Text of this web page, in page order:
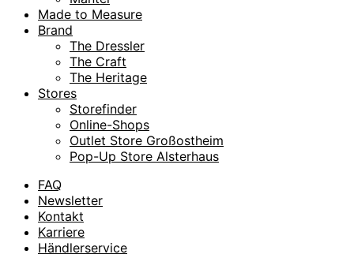
Made to Measure
Brand
The Dressler
The Craft
The Heritage
Stores
Storefinder
Online-Shops
Outlet Store Großostheim
Pop-Up Store Alsterhaus
FAQ
Newsletter
Kontakt
Karriere
Händlerservice